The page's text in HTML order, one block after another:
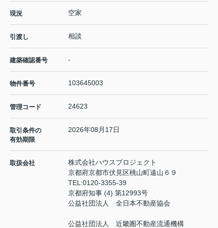
現況 空家
引渡し 相談
建築確認番号 -
物件番号 103645003
管理コード 24623
取引条件の
有効期限
2026年08月17日
取扱会社
株式会社ハウスプロジェクト
京都府京都市伏見区桃山町遠山６９
TEL:0120-3355-39
京都府知事 (4) 第12993号
公益社団法人 全日本不動産協会
公益社団法人 近畿圏不動産流通機構